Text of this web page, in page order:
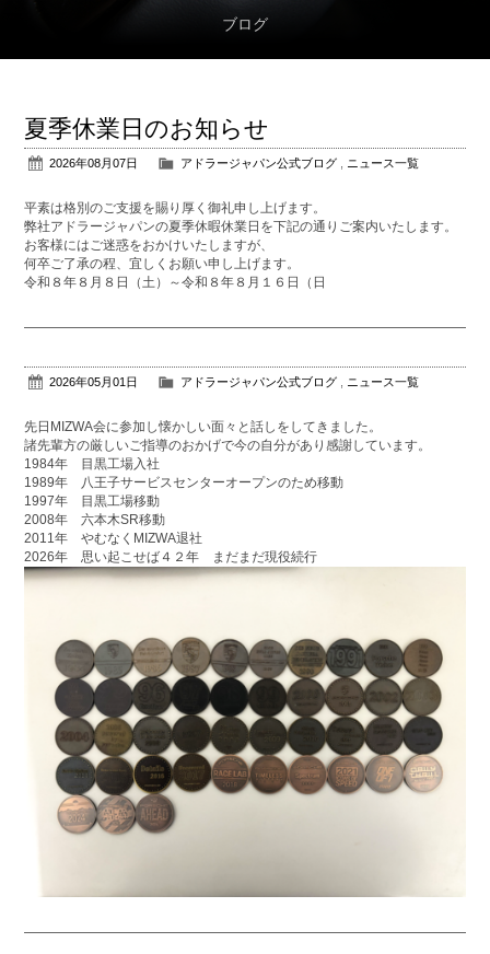
公式ブログ
アクセス
ブログ
夏季休業日のお知らせ
2026年08月07日 アドラージャパン公式ブログ ニュース一覧
平素は格別のご支援を賜り厚く御礼申し上げます。
弊社アドラージャパンの夏季休暇休業日を下記の通りご案内いたします。
お客様にはご迷惑をおかけいたしますが、
何卒ご了承の程、宜しくお願い申し上げます。
令和８年８月８日（土）～令和８年８月１６日（日
2026年05月01日 アドラージャパン公式ブログ ニュース一覧
先日MIZWA会に参加し懐かしい面々と話しをしてきました。
諸先輩方の厳しいご指導のおかげで今の自分があり感謝しています。
1984年 目黒工場入社
1989年 八王子サービスセンターオープンのため移動
1997年 目黒工場移動
2008年 六本木SR移動
2011年 やむなくMIZWA退社
2026年 思い起こせば４２年 まだまだ現役続行